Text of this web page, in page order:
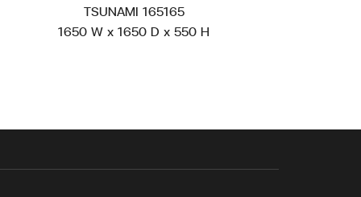
TSUNAMI 165165
1650 W x 1650 D x 550 H